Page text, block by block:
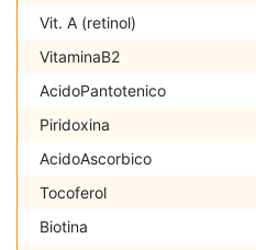
Vit. A (retinol)
VitaminaB2
AcidoPantotenico
Piridoxina
AcidoAscorbico
Tocoferol
Biotina